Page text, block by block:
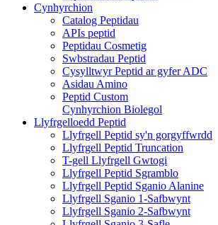
Cynhyrchion
Catalog Peptidau
APIs peptid
Peptidau Cosmetig
Swbstradau Peptid
Cysylltwyr Peptid ar gyfer ADC
Asidau Amino
Peptid Custom
Cynhyrchion Biolegol
Llyfrgelloedd Peptid
Llyfrgell Peptid sy'n gorgyffwrdd
Llyfrgell Peptid Truncation
T-gell Llyfrgell Gwtogi
Llyfrgell Peptid Sgramblo
Llyfrgell Peptid Sganio Alanine
Llyfrgell Sganio 1-Safbwynt
Llyfrgell Sganio 2-Safbwynt